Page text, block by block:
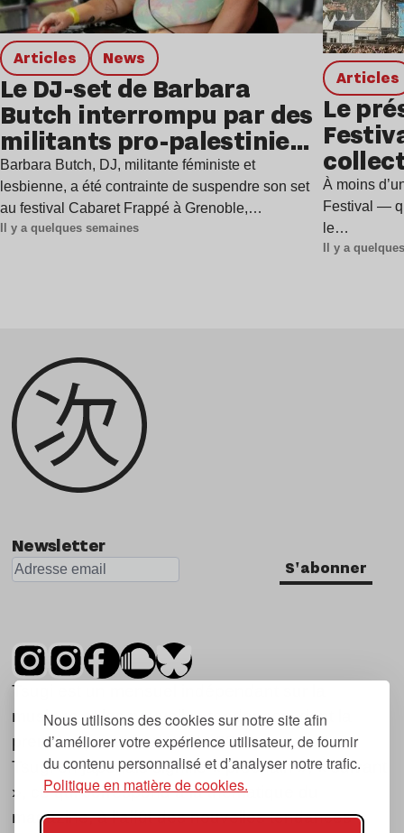
Nous utilisons des cookies sur notre site afin
d’améliorer votre expérience utilisateur, de fournir
du contenu personnalisé et d’analyser notre trafic.
Politique en matière de cookies.
Articles news
Le DJ-set de Barbara
Butch interrompu par des
militants pro-palestiniens
à Grenoble
Barbara Butch, DJ, militante féministe et
lesbienne, a été contrainte de suspendre son set
au festival Cabaret Frappé à Grenoble,…
Il y a quelques semaines
Articles
Le
À moins
Festival —
le…
Il y a
Newsletter
S'abonner
Tsugi est un mensuel indépendant sur la
musique et les nouvelles tendances, dont la
première parution date de 2007.
Tsugi en japonais signifie « prochain », « suivant
», ce qui correspond à la thématique du
magazine, à l’affût des nouvelles tendances